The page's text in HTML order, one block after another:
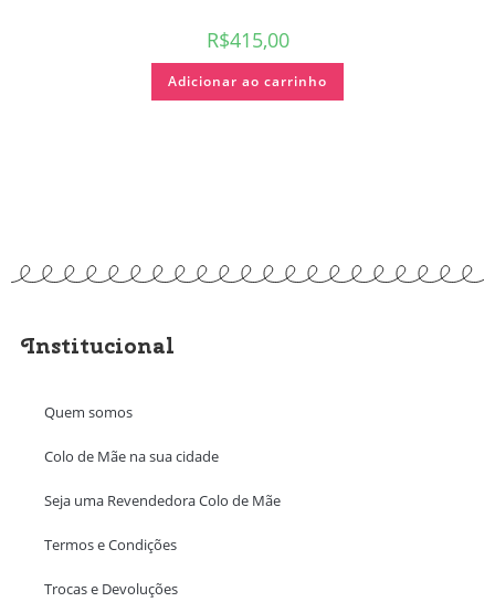
R$415,00
Adicionar ao carrinho
Institucional
Quem somos
Colo de Mãe na sua cidade
Seja uma Revendedora Colo de Mãe
Termos e Condições
Trocas e Devoluções